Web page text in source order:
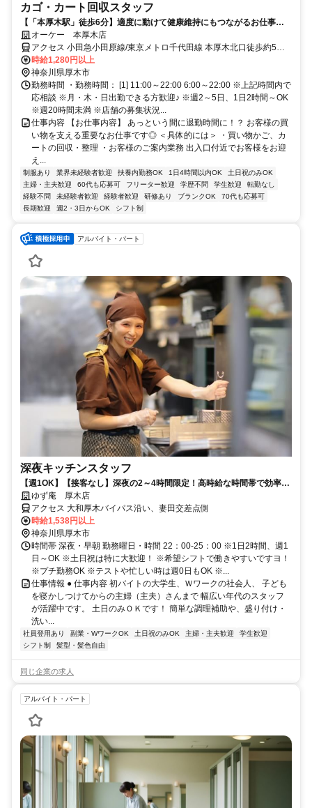
カゴ・カート回収スタッフ
【「本厚木駅」徒歩6分】適度に動けて健康維持にもつながるお仕事◎
スタッフのエレベーター利用もOKです♪
オーケー 本厚木店
アクセス 小田急小田原線/東京メトロ千代田線 本厚木北口徒歩約5
分、ＪＲ相模線 厚木徒歩約20分、小田急小田原線/東京メトロ千代田
線 厚木徒歩約20分 小田急小田原線「本厚木駅」より徒歩約6分＊自
転車通勤OK
時給1,280円以上
神奈川県厚木市
勤務時間 ・勤務時間： [1] 11:00～22:00 6:00～22:00 ※上記時間内で
応相談 ※月・木・日出勤できる方歓迎♪ ※週2～5日、1日2時間～OK
※週20時間未満 ※店舗の募集状況...
仕事内容 【お仕事内容】 あっという間に退勤時間に！？ お客様の買
い物を支える重要なお仕事です◎ ＜具体的には＞ ・買い物かご、カ
ートの回収・整理 ・お客様のご案内業務 出入口付近でお客様をお迎
え...
制服あり 業界未経験者歓迎 扶養内勤務OK 1日4時間以内OK
土日祝のみOK
主婦・主夫歓迎
60代も応募可 フリーター歓迎 学歴不問 学生歓迎
転勤なし
経験不問
未経験者歓迎 経験者歓迎 研修あり ブランクOK
70代も応募可
長期歓迎
週2・3日からOK シフト制
アルバイト・パート
深夜キッチンスタッフ
【週1OK】【接客なし】深夜の2～4時間限定！高時給な時間帯で効率よ
く稼げます！
ゆず庵 厚木店
アクセス 大和厚木バイパス沿い、妻田交差点側
時給1,538円以上
神奈川県厚木市
時間帯 深夜・早朝 勤務曜日・時間 22：00-25：00 ※1日2時間、週1
日～OK ※土日祝は特に大歓迎！ ※希望シフトで働きやすいですヨ！
※プチ勤務OK ※テストや忙しい時は週0日もOK ※...
仕事情報 ● 仕事内容 初バイトの大学生、Ｗワークの社会人、 子ども
を寝かしつけてからの主婦（主夫）さんまで 幅広い年代のスタッフ
が活躍中です。 土日のみＯＫです！ 簡単な調理補助や、盛り付け・
洗い...
社員登用あり 副業・WワークOK 土日祝のみOK 主婦・主夫歓迎
学生歓迎
シフト制
髪型・髪色自由
同じ企業の求人
アルバイト・パート